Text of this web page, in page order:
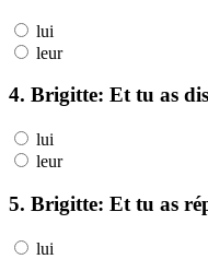
lui
leur
4. Brigitte: Et tu as
lui
leur
5. Brigitte: Et tu as
lui